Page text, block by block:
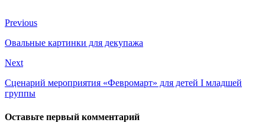
Previous
Овальные картинки для декупажа
Next
Сценарий мероприятия «Февромарт» для детей I младшей
группы
Оставьте первый комментарий